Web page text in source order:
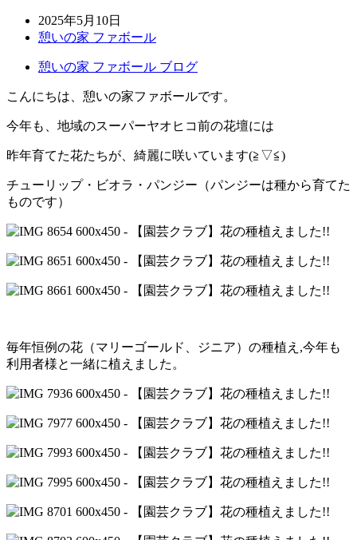
2025年5月10日
憩いの家 ファボール
憩いの家 ファボール ブログ
こんにちは、憩いの家ファボールです。
今年も、地域のスーパーヤオヒコ前の花壇には
昨年育てた花たちが、綺麗に咲いています(≧▽≦)
チューリップ・ビオラ・パンジー（パンジーは種から育てた
ものです）
毎年恒例の花（マリーゴールド、ジニア）の種植え,今年も
利用者様と一緒に植えました。